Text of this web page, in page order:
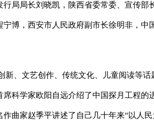
局局长刘晓凯，陕西省委常委、宣传
博，西安市人民政府副市长徐明非，
新、文艺创作、传统文化、儿童阅读等
科学家欧阳自远介绍了中国探月工程
曲家赵季平讲述了自己几十年来“以人